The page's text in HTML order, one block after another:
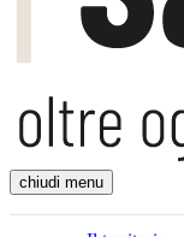
chiudi menu